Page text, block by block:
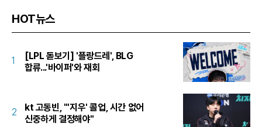
HOT뉴스
1
[LPL 돋보기] '플랑드레', BLG
합류...'바이퍼'와 재회
2
kt 고동빈, "'지우' 콜업, 시간 없어
신중하게 결정해야"